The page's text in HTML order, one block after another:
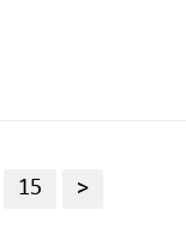
15 >